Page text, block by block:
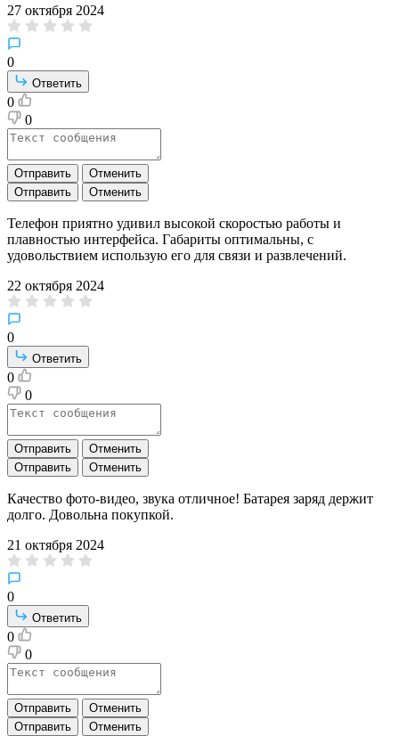
27 октября 2024
0
Ответить
0
0
Отправить
Отменить
Отправить
Отменить
Телефон приятно удивил высокой скоростью работы и
плавностью интерфейса. Габариты оптимальны, с
удовольствием использую его для связи и развлечений.
22 октября 2024
0
Ответить
0
0
Отправить
Отменить
Отправить
Отменить
Качество фото-видео, звука отличное! Батарея заряд держит
долго. Довольна покупкой.
21 октября 2024
0
Ответить
0
0
Отправить
Отменить
Отправить
Отменить